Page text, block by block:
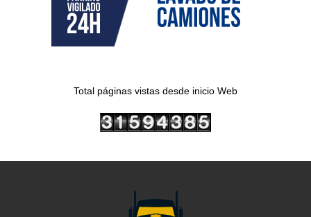
Total páginas vistas desde inicio Web